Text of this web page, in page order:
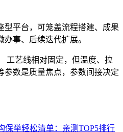
平台，可笼盖流程搭建、成果
事、后续迭代扩展。
艺线相对固定，但温度、拉
参数是质量焦点，参数间接决定
保举轻松清单：亲测TOP5排行